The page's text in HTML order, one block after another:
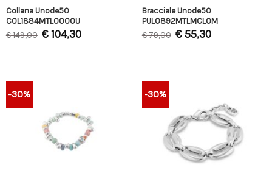
Collana Unode50
COL1884MTL0000U
€149,00 €104,30
Bracciale Unode50
PUL0892MTLMCLOM
€79,00 €55,30
-30% -30%